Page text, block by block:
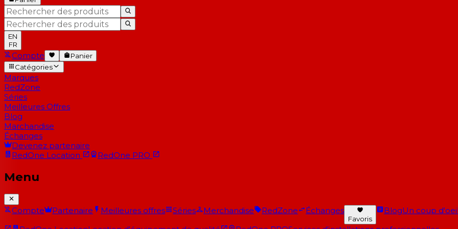
EN
FR
Compte
Panier
Catégories
Marques
RedZone
Séries
Meilleures Offres
Blog
Marchandise
Échanges
Devenez partenaire
RedOne Location RedOne PRO
Menu
Compte Partenaire Meilleures offres Séries Merchandise RedZone Échanges
Favoris
BlogUn coup